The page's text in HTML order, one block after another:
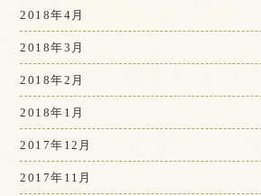
2018年4月
2018年3月
2018年2月
2018年1月
2017年12月
2017年11月